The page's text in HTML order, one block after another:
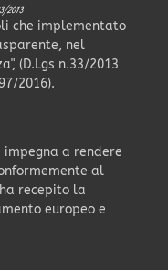
che implementato
nel
(D.Lgs n.33/2013
2016).
a rendere
al
recepito la
europeo e